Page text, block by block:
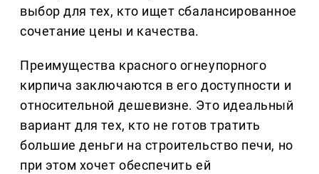
выбор для тех, кто ищет сбалансированное
сочетание цены и качества.
Преимущества красного огнеупорного
кирпича заключаются в его доступности и
относительной дешевизне. Это идеальный
вариант для тех, кто не готов тратить
большие деньги на строительство печи, но
при этом хочет обеспечить ей